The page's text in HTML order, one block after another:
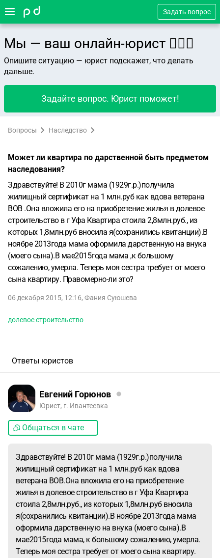
Задать вопрос
Мы — ваш онлайн-юрист 👨🏻‍⚖️
Опишите ситуацию — юрист подскажет, что делать
дальше.
Задайте вопрос. Юрист поможет!
Вопросы Наследство
Может ли квартира по дарственной быть предметом
наследования?
Здравствуйте! В 2010г мама (1929г.р.)получила
жилищный сертификат на 1 млн.руб как вдова ветерана
ВОВ .Она вложила его на приобретение жилья в долевое
строительство в г Уфа Квартира стоила 2,8млн.руб., из
которых 1,8млн.руб вносила я(сохранились квитанции).В
ноябре 2013года мама оформила дарственную на внука
(моего сына).В мае2015года мама ,к большому
сожалению, умерла. Теперь моя сестра требует от моего
сына квартиру. Правомерно-ли это?
06 декабря 2015, 12:16, Фания Cуюшева
долевое строительство
Ответы юристов
Евгений Горюнов
Юрист, г. Ивантеевка
Общаться в чате
Здравствуйте! В 2010г мама (1929г.р.)получила
жилищный сертификат на 1 млн.руб как вдова
ветерана ВОВ.Она вложила его на приобретение
жилья в долевое строительство в г Уфа Квартира
стоила 2,8млн.руб., из которых 1,8млн.руб вносила
я(сохранились квитанции).В ноябре 2013года мама
оформила дарственную на внука (моего сына).В
мае2015года мама, к большому сожалению, умерла.
Теперь моя сестра требует от моего сына квартиру.